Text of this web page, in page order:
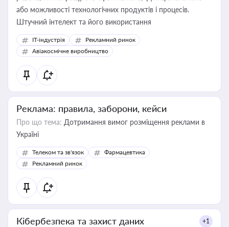
або можливості технологічних продуктів і процесів.
Штучний інтелект та його використання
IT-індустрія
Рекламний ринок
Авіакосмічне виробництво
Реклама: правила, заборони, кейси
Про що тема: Дотримання вимог розміщення реклами в
Україні
Телеком та зв'язок
Фармацевтика
Рекламний ринок
Кібербезпека та захист даних +1